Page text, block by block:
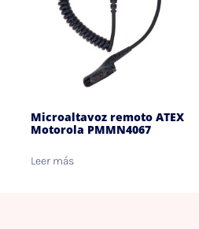
Microaltavoz remoto ATEX
Motorola PMMN4067
Leer más